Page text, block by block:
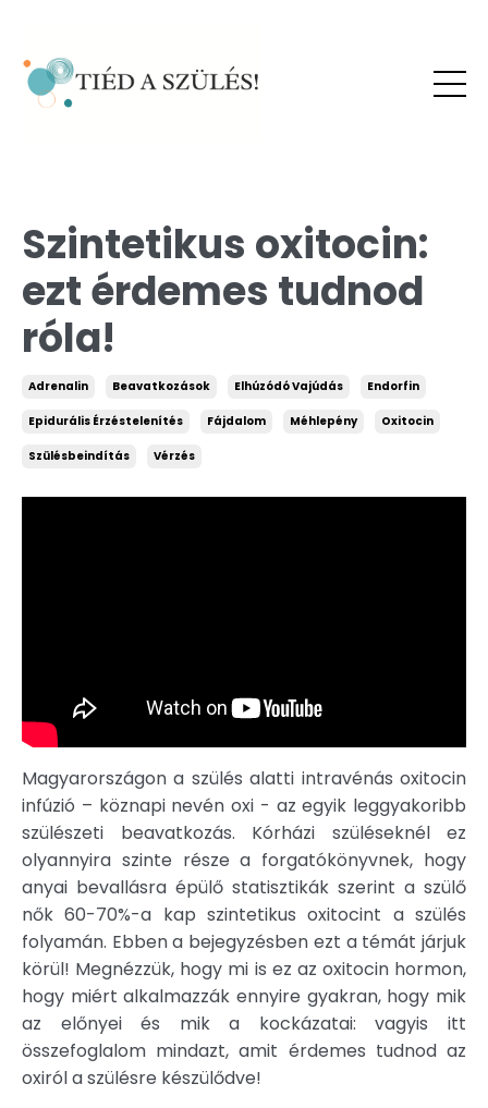
Szintetikus oxitocin:
ezt érdemes tudnod
róla!
Adrenalin Beavatkozások Elhúzódó Vajúdás Endorfin
Epidurális Érzéstelenítés Fájdalom Méhlepény Oxitocin
Szülésbeindítás Vérzés
Magyarországon a szülés alatti intravénás oxitocin
infúzió – köznapi nevén oxi - az egyik leggyakoribb
szülészeti beavatkozás. Kórházi szüléseknél ez
olyannyira szinte része a forgatókönyvnek, hogy
anyai bevallásra épülő statisztikák szerint a szülő
nők 60-70%-a kap szintetikus oxitocint a szülés
folyamán. Ebben a bejegyzésben ezt a témát járjuk
körül! Megnézzük, hogy mi is ez az oxitocin hormon,
hogy miért alkalmazzák ennyire gyakran, hogy mik
az előnyei és mik a kockázatai: vagyis itt
összefoglalom mindazt, amit érdemes tudnod az
oxiról a szülésre készülődve!